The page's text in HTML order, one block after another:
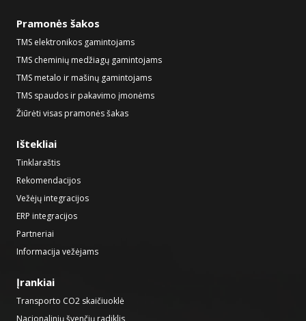
Pramonės šakos
TMS elektronikos gamintojams
TMS cheminių medžiagų gamintojams
TMS metalo ir mašinų gamintojams
TMS spaudos ir pakavimo įmonėms
Žiūrėti visas pramonės šakas
Ištekliai
Tinklaraštis
Rekomendacijos
Vežėjų integracijos
ERP integracijos
Partneriai
Informacija vežėjams
Įrankiai
Transporto CO2 skaičiuoklė
Nacionalinių švenčių radiklis